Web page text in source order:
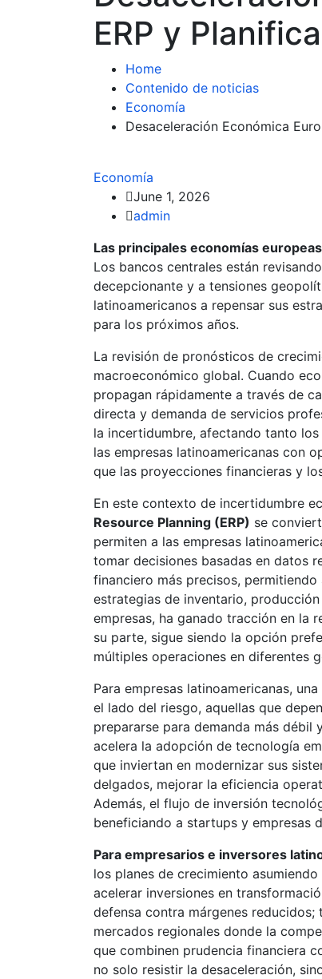
ERP y
Home
Contenido de noticias
Economía
Desaceleración Económica
Economía
June 1, 2026
admin
Las principales economías
Los bancos centrales están
decepcionante y a tensiones
latinoamericanos a repensar sus
para los próximos años.
La revisión de pronósticos de
macroeconómico global. Cuando
propagan rápidamente a través de
directa y demanda de servicios
la incertidumbre, afectando tanto
las empresas latinoamericanas con
que las proyecciones financieras y
En este contexto de incertidumbre
Resource Planning (ERP) se
permiten a las empresas
tomar decisiones basadas en datos
financiero más precisos,
estrategias de inventario,
empresas, ha ganado tracción en la
su parte, sigue siendo la opción
múltiples operaciones en diferentes
Para empresas latinoamericanas,
el lado del riesgo, aquellas que
prepararse para demanda más débil
acelera la adopción de tecnología
que inviertan en modernizar sus
delgados, mejorar la eficiencia
Además, el flujo de inversión
beneficiando a startups y empresas
Para empresarios e inversores
los planes de crecimiento
acelerar inversiones en
defensa contra márgenes
mercados regionales donde la
que combinen prudencia financiera
no solo resistir la desaceleración,